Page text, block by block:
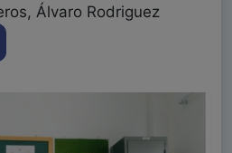
Álvaro Rodriguez